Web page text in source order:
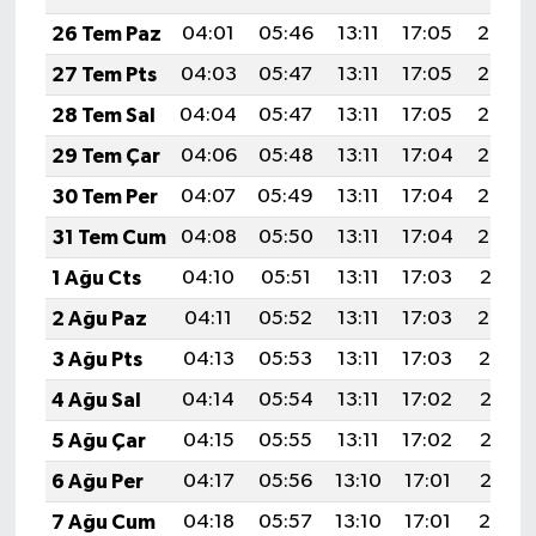
26 Tem Paz
04:01 05:46 13:11 17:05
20:26
27 Tem Pts
04:03 05:47 13:11 17:05
20:26
28 Tem Sal
04:04 05:47 13:11 17:05
20:25
29 Tem Çar
04:06 05:48 13:11 17:04
20:24
30 Tem Per
04:07 05:49 13:11 17:04
20:23
31 Tem Cum
04:08 05:50 13:11 17:04
20:22
1 Ağu Cts
04:10 05:51 13:11 17:03
20:21
2 Ağu Paz
04:11 05:52 13:11 17:03
20:20
3 Ağu Pts
04:13 05:53 13:11 17:03
20:19
4 Ağu Sal
04:14 05:54 13:11 17:02
20:17
5 Ağu Çar
04:15 05:55 13:11 17:02
20:16
6 Ağu Per
04:17 05:56 13:10 17:01
20:15
7 Ağu Cum
04:18 05:57 13:10 17:01 20:14